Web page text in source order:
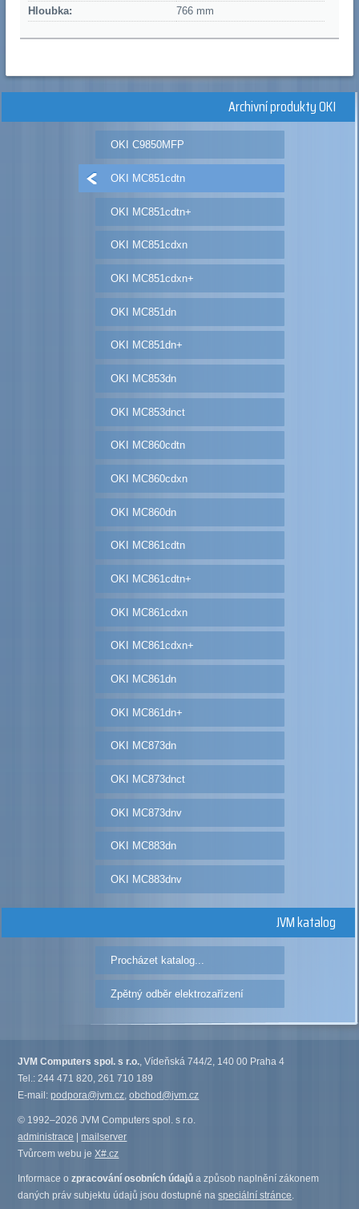
Hloubka:
766 mm
Archivní produkty OKI
OKI C9850MFP
OKI MC851cdtn
OKI MC851cdtn+
OKI MC851cdxn
OKI MC851cdxn+
OKI MC851dn
OKI MC851dn+
OKI MC853dn
OKI MC853dnct
OKI MC860cdtn
OKI MC860cdxn
OKI MC860dn
OKI MC861cdtn
OKI MC861cdtn+
OKI MC861cdxn
OKI MC861cdxn+
OKI MC861dn
OKI MC861dn+
OKI MC873dn
OKI MC873dnct
OKI MC873dnv
OKI MC883dn
OKI MC883dnv
JVM katalog
Procházet katalog...
Zpětný odběr elektrozařízení
JVM Computers spol. s r.o., Vídeňská 744/2, 140 00 Praha 4
Tel.: 244 471 820, 261 710 189
E-mail:podpora@jvm.cz,obchod@jvm.cz
© 1992–2026 JVM Computers spol. s r.o.
administrace |mailserver
Tvůrcem webu jeX#.cz
Informace ozpracování osobních údajů a způsob naplnění zákonem
daných práv subjektu údajů jsou dostupné naspeciální stránce.